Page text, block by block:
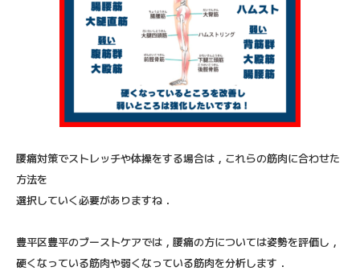
腰痛対策でストレッチや体操をする場合は，これらの筋肉に合わせた
方法を
選択していく必要がありますね．
豊平区豊平のブーストケアでは，腰痛の方については姿勢を評価し，
硬くなっている筋肉や弱くなっている筋肉を分析します．